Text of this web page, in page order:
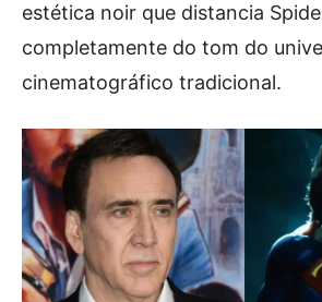
estética noir que distancia
completamente do tom do
cinematográfico tradicional.